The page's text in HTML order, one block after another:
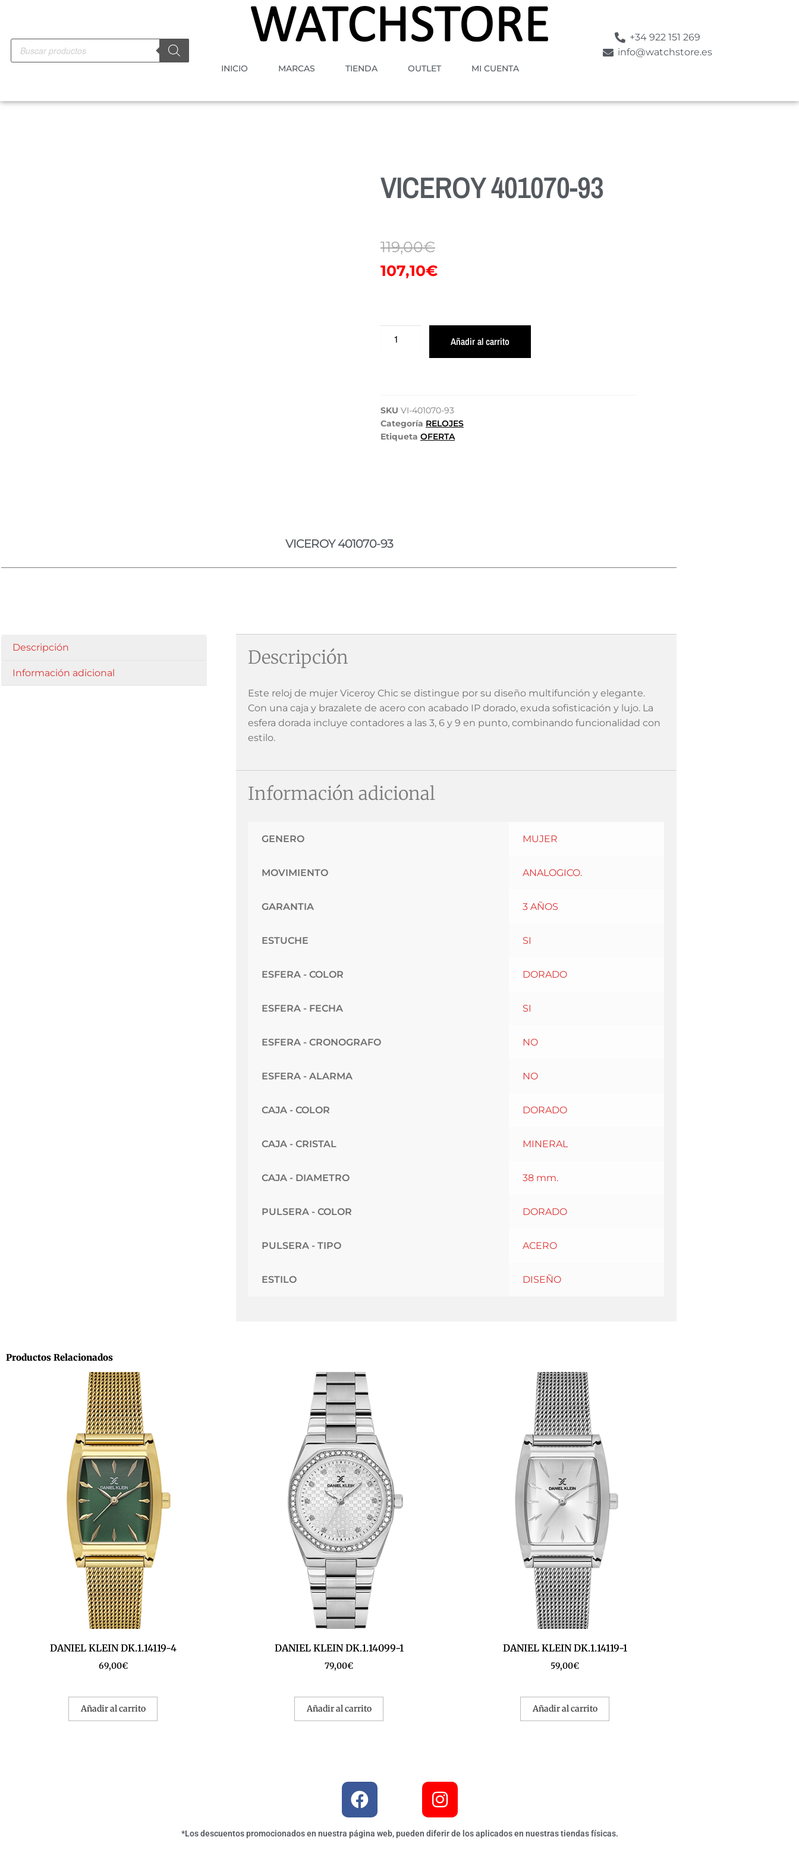
INICIO MARCAS TIENDA OUTLET MI CUENTA
+34 922 151 269
info@watchstore.es
VICEROY 401070-93
119,00€
107,10€
Añadir al carrito
SKU VI-401070-93
Categoría RELOJES
Etiqueta OFERTA
VICEROY 401070-93
Descripción
Información adicional
Descripción
Este reloj de mujer Viceroy Chic se distingue por su diseño multifunción y elegante.
Con una caja y brazalete de acero con acabado IP dorado, exuda sofisticación y lujo. La
esfera dorada incluye contadores a las 3, 6 y 9 en punto, combinando funcionalidad con
estilo.
Información adicional
GENERO MUJER
MOVIMIENTO ANALOGICO.
GARANTIA 3 AÑOS
ESTUCHE SI
ESFERA - COLOR DORADO
ESFERA - FECHA SI
ESFERA - CRONOGRAFO NO
ESFERA - ALARMA NO
CAJA - COLOR DORADO
CAJA - CRISTAL MINERAL
CAJA - DIAMETRO 38 mm.
PULSERA - COLOR DORADO
PULSERA - TIPO ACERO
ESTILO DISEÑO
Productos Relacionados
DANIEL KLEIN DK.1.14119-4
69,00€
Añadir al carrito
DANIEL KLEIN DK.1.14099-1
79,00€
Añadir al carrito
DANIEL KLEIN DK.1.14119-1
59,00€
Añadir al carrito
*Los descuentos promocionados en nuestra página web, pueden diferir de los aplicados en nuestras tiendas físicas.